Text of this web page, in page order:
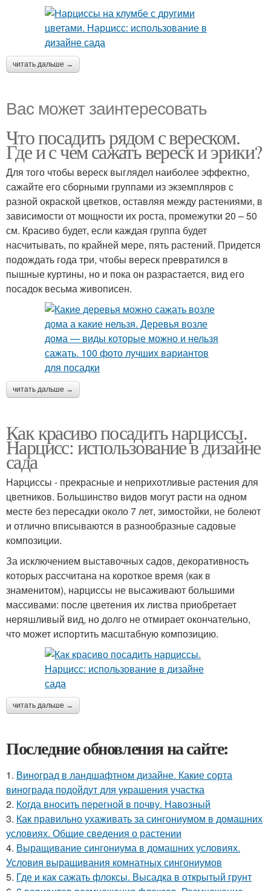
читать дальше →
Вас может заинтересовать
Что посадить рядом с вереском.
Где и с чем сажать вереск и эрики?
Для того чтобы вереск выглядел наиболее эффектно,
сажайте его сборными группами из экземпляров с
разной окраской цветков, оставляя между растениями, в
зависимости от мощности их роста, промежутки 20 – 50
см. Красиво будет, если каждая группа будет
насчитывать, по крайней мере, пять растений. Придется
подождать года три, чтобы вереск превратился в
пышные куртины, но и пока он разрастается, вид его
посадок весьма живописен.
читать дальше →
Как красиво посадить нарциссы.
Нарцисс: использование в дизайне
сада
Нарциссы - прекрасные и неприхотливые растения для
цветников. Большинство видов могут расти на одном
месте без пересадки около 7 лет, зимостойки, не болеют
и отлично вписываются в разнообразные садовые
композиции.
За исключением выставочных садов, декоративность
которых рассчитана на короткое время (как в
знаменитом), нарциссы не высаживают большими
массивами: после цветения их листва приобретает
неряшливый вид, но долго не отмирает окончательно,
что может испортить масштабную композицию.
читать дальше →
Последние обновления на сайте:
1. Виноград в ландшафтном дизайне. Какие сорта
винограда подойдут для украшения участка
2. Когда вносить перегной в почву. Навозный
3. Как правильно ухаживать за сингониумом в домашних
условиях. Общие сведения о растении
4. Выращивание сингониума в домашних условиях.
Условия выращивания комнатных сингониумов
5. Где и как сажать флоксы. Высадка в открытый грунт